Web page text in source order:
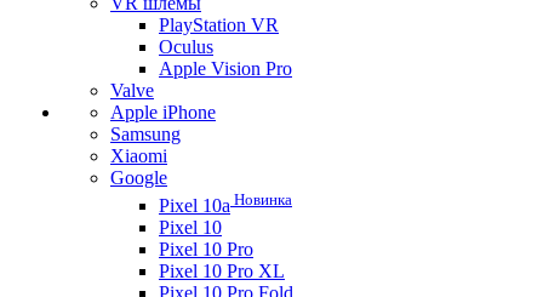
PlayStation VR
Oculus
Apple Vision Pro
Valve
Apple iPhone
Samsung
Xiaomi
Google
Pixel 10a Новинка
Pixel 10
Pixel 10 Pro
Pixel 10 Pro XL
Pixel 10 Pro Fold